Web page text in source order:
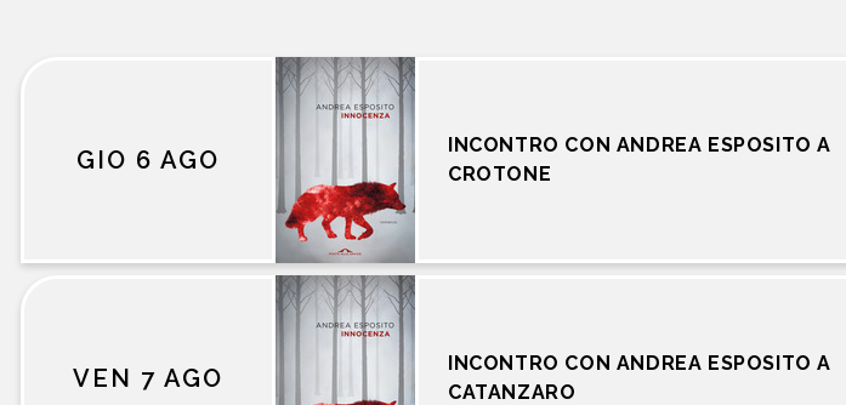
GIO 6 AGO
INCONTRO CON ANDREA ESPOSITO A
CROTONE
VEN 7 AGO
INCONTRO CON ANDREA ESPOSITO A
CATANZARO